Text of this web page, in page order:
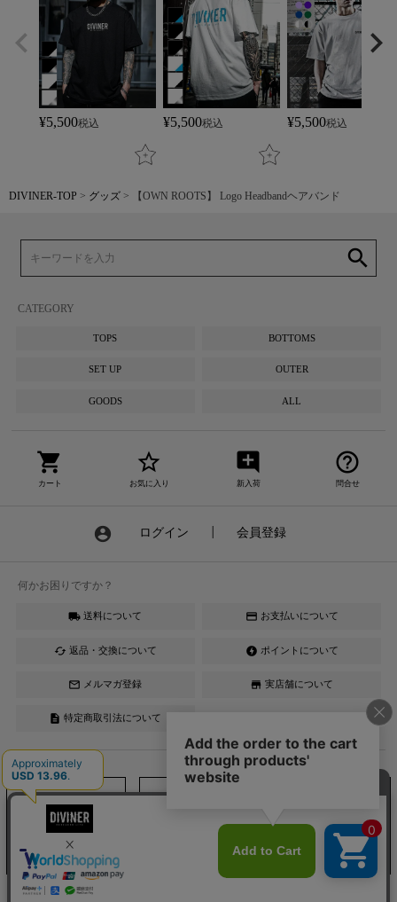
¥5,500税込 ¥5,500税込 ¥5,500税込
DIVINER-TOP グッズ 【OWN ROOTS】 Logo Headbandヘアバンド
search
CATEGORY
TOPS BOTTOMS
SET UP OUTER
GOODS ALL
shopping_cart
カート
star_border
お気に入り
add_comment
新入荷
help_outline
問合せ
account_circle ログイン 会員登録
何かお困りですか？
local_shipping 送料について credit_card お支払いについて
cached 返品・交換について offline_bolt ポイントについて
mail_outline メルマガ登録 store 実店舗について
description 特定商取引法について
Instagram YouTube